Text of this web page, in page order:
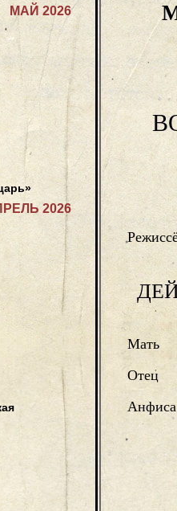
Мать
Отец
Анфиса
МАЙ 2026
2026